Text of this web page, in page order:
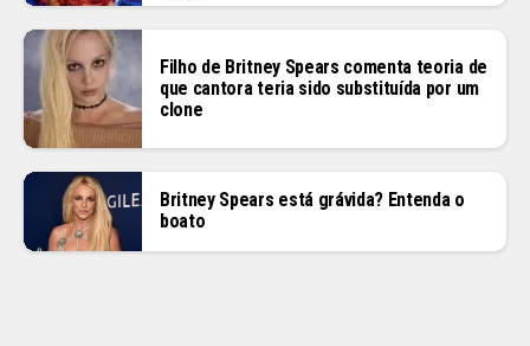
Filho de Britney Spears comenta teoria de
que cantora teria sido substituída por um
clone
Britney Spears está grávida? Entenda o
boato